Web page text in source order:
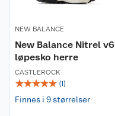
NEW BALANCE
New Balance Nitrel v6
løpesko herre
CASTLEROCK
☆☆☆☆☆ (1)
Finnes i 9 størrelser